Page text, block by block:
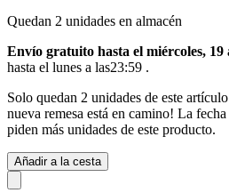
Quedan 2 unidades en almacén
Envío gratuito hasta el miércoles, 19
hasta el lunes a las23:59 .
Solo quedan 2 unidades de este
nueva remesa está en camino! La
piden más unidades de este producto.
Añadir a la cesta